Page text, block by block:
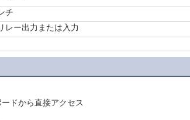
チ
レー出力または入力
ドから直接アクセス